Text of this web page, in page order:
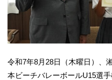
令和7年8月28日（木曜日）、
本ビーチバレーボールU15選